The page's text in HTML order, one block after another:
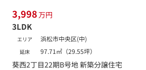
3,998 万円
3LDK
エリア 浜松市中央区(中)
延床 97.71㎡（29.55坪）
葵西2丁目22期B号地 新築分譲住宅